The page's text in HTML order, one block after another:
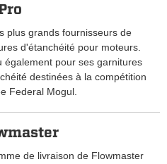
plus grands fournisseurs de
d'étanchéité pour moteurs.
également pour ses garnitures
destinées à la compétition
Federal Mogul.
de livraison de Flowmaster